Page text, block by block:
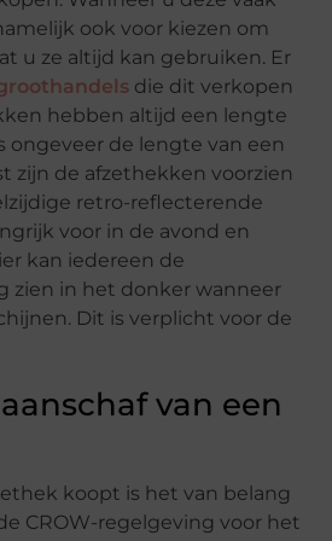
ook voor kiezen om
u ze altijd kan gebruiken. Er
die dit verkopen
hebben altijd een lengte
ongeveer de lengte van een
zijn de afzethekken voorzien
retro-reflecterende
voor in de avond en
kan iedereen de
zien in het donker wanneer
Dit is verplicht voor de
van een
koopt is het van belang
CROW-regelgeving voor het